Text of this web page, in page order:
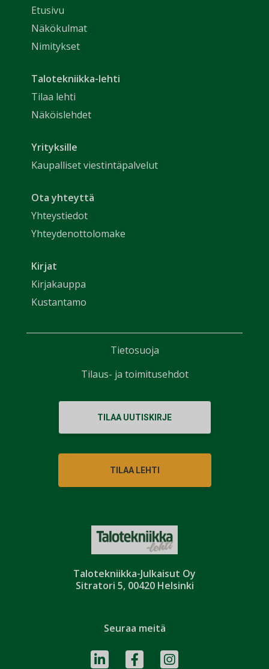
Talotekniikka-Julkaisut Oy
Sitratori 5, 00420 Helsinki
Etusivu
Näkökulmat
Nimitykset
Talotekniikka-lehti
Tilaa lehti
Näköislehdet
Yrityksille
Kaupalliset viestintäpalvelut
Ota yhteyttä
Yhteystiedot
Yhteydenottolomake
Kirjat
Kirjakauppa
Kustantamo
TILAA UUTISKIRJE
TILAA LEHTI
Seuraa meitä
Tietosuoja
Tilaus- ja toimitusehdot